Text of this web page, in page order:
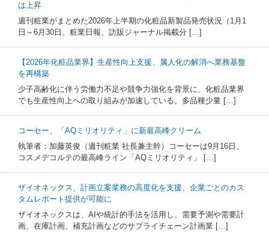
は上昇
週刊粧業がまとめた2026年上半期の化粧品新製品発売状況（1月1
日～6月30日、粧業日報、訪販ジャーナル掲載分 […]
【2026年化粧品業界】生産性向上支援、属人化の解消へ業務基盤
を再構築
少子高齢化に伴う労働力不足や競争力強化を背景に、化粧品業界
でも生産性向上への取り組みが加速している。多品種少量 […]
コーセー、「AQミリオリティ」に新最高峰クリーム
執筆者：加藤英俊（週刊粧業 社長兼主幹）コーセーは9月16日、
コスメデコルテの最高峰ライン「AQミリオリティ」 […]
ザイオネックス、計画立案業務の高度化を支援、企業ごとのカス
タムレポート提供が可能に
ザイオネックスは、AIや統計的手法を活用し、需要予測や需要計
画、在庫計画、補充計画などのサプライチェーン計画業 […]